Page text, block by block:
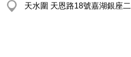
天水圍 天恩路18號嘉湖銀座